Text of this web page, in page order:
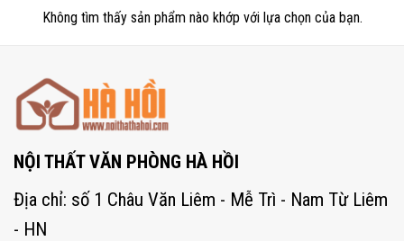
Không tìm thấy sản phẩm nào khớp với lựa chọn của bạn.
NỘI THẤT VĂN PHÒNG HÀ HỒI
Địa chỉ: số 1 Châu Văn Liêm - Mễ Trì - Nam Từ Liêm
- HN